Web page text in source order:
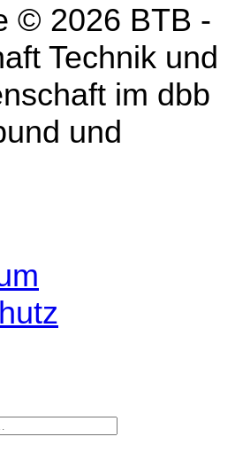
© 2026 BTB -
Technik und
im dbb
und